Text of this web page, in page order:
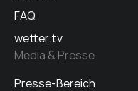
FAQ
wetter.tv
Media & Presse
Presse-Bereich